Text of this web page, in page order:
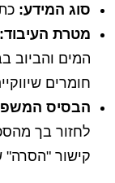
סוג המידע:
מטרת העיבוד:
המים והביוב
חומרים
הבסיס
לחזור בך
קישור "הסרה"